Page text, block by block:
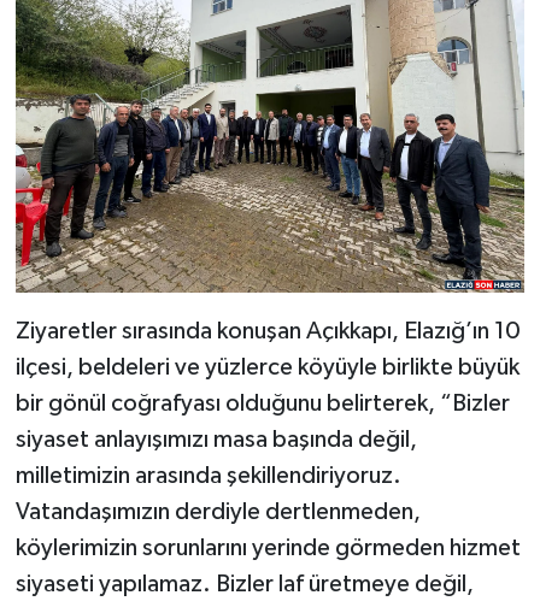
Ziyaretler sırasında konuşan Açıkkapı, Elazığ’ın 10
ilçesi, beldeleri ve yüzlerce köyüyle birlikte büyük
bir gönül coğrafyası olduğunu belirterek, “Bizler
siyaset anlayışımızı masa başında değil,
milletimizin arasında şekillendiriyoruz.
Vatandaşımızın derdiyle dertlenmeden,
köylerimizin sorunlarını yerinde görmeden hizmet
siyaseti yapılamaz. Bizler laf üretmeye değil,